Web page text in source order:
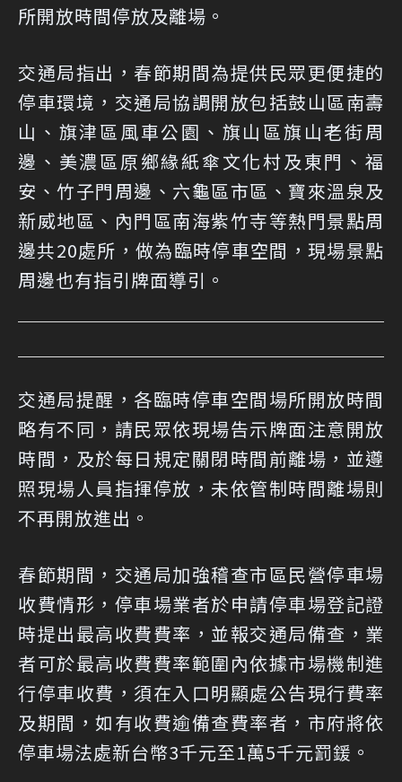
所開放時間停放及離場。
交通局指出，春節期間為提供民眾更便捷的
停車環境，交通局協調開放包括鼓山區南壽
山、旗津區風車公園、旗山區旗山老街周
邊、美濃區原鄉緣紙傘文化村及東門、福
安、竹子門周邊、六龜區市區、寶來溫泉及
新威地區、內門區南海紫竹寺等熱門景點周
邊共20處所，做為臨時停車空間，現場景點
周邊也有指引牌面導引。
交通局提醒，各臨時停車空間場所開放時間
略有不同，請民眾依現場告示牌面注意開放
時間，及於每日規定關閉時間前離場，並遵
照現場人員指揮停放，未依管制時間離場則
不再開放進出。
春節期間，交通局加強稽查市區民營停車場
收費情形，停車場業者於申請停車場登記證
時提出最高收費費率，並報交通局備查，業
者可於最高收費費率範圍內依據市場機制進
行停車收費，須在入口明顯處公告現行費率
及期間，如有收費逾備查費率者，市府將依
停車場法處新台幣3千元至1萬5千元罰鍰。